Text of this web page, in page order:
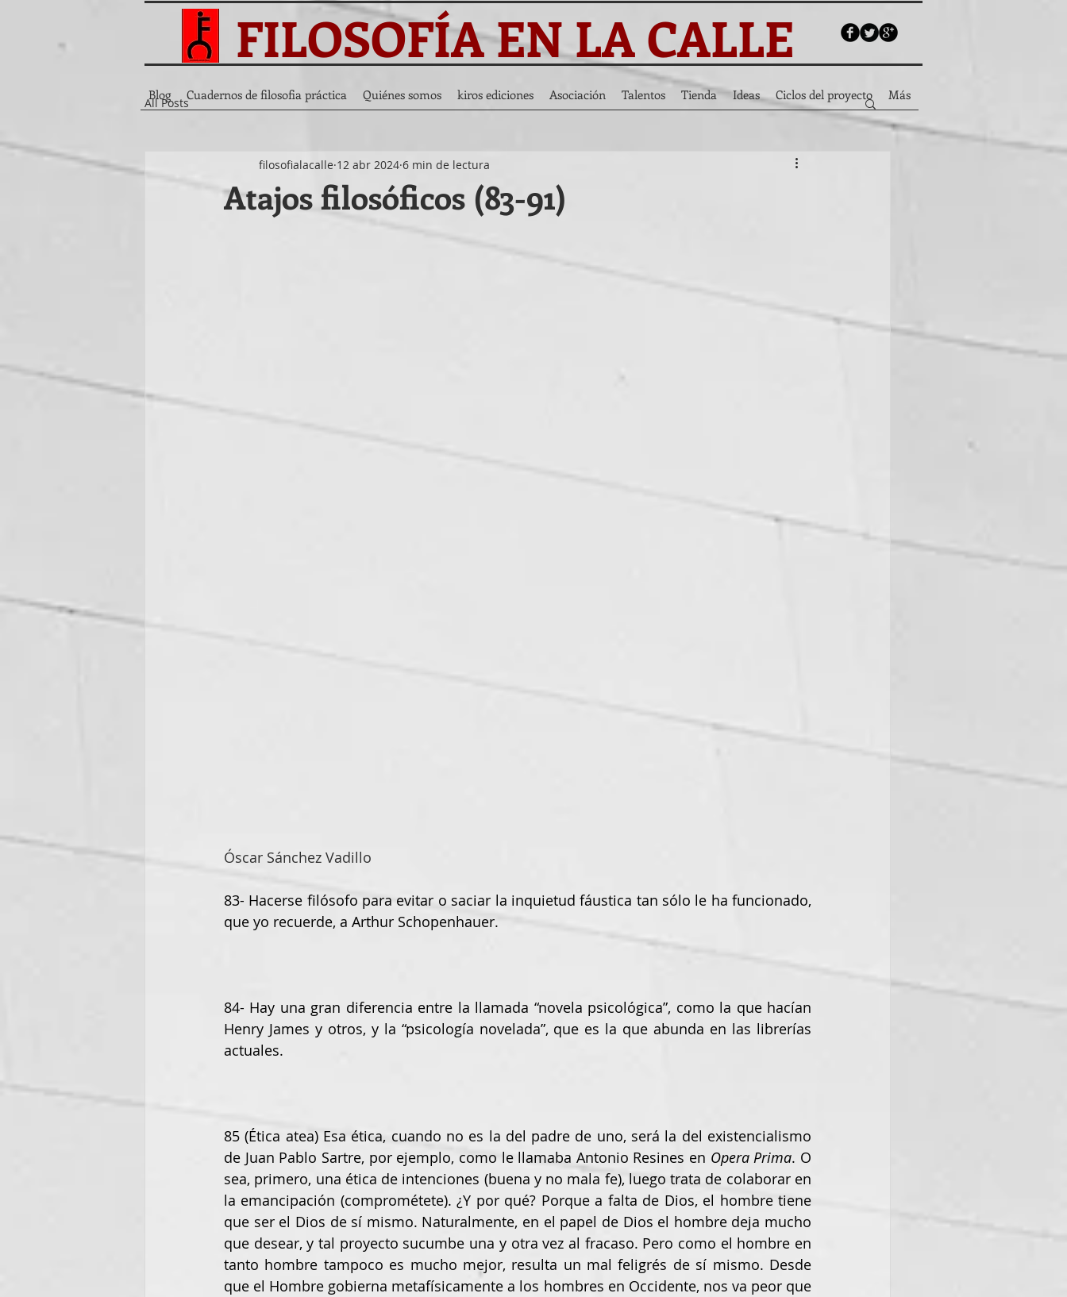
FILOSOFÍA EN LA CALLE
All Posts
Atajos filosóficos (83-91)
filosofialacalle 12 abr 2024 6 min de lectura
Óscar Sánchez Vadillo
83- Hacerse filósofo para evitar o saciar la inquietud fáustica tan sólo le ha funcionado,
que yo recuerde, a Arthur Schopenhauer.
84- Hay una gran diferencia entre la llamada “novela psicológica”, como la que hacían
Henry James y otros, y la “psicología novelada”, que es la que abunda en las librerías
actuales.
85 (Ética atea) Esa ética, cuando no es la del padre de uno, será la del existencialismo
de Juan Pablo Sartre, por ejemplo, como le llamaba Antonio Resines en Opera Prima. O
sea, primero, una ética de intenciones (buena y no mala fe), luego trata de colaborar en
la emancipación (comprométete). ¿Y por qué? Porque a falta de Dios, el hombre tiene
que ser el Dios de sí mismo. Naturalmente, en el papel de Dios el hombre deja mucho
que desear, y tal proyecto sucumbe una y otra vez al fracaso. Pero como el hombre en
tanto hombre tampoco es mucho mejor, resulta un mal feligrés de sí mismo. Desde
que el Hombre gobierna metafísicamente a los hombres en Occidente, nos va peor que
Blog Cuadernos de filosofia práctica Quiénes somos kiros ediciones Asociación Talentos Tienda Ideas Ciclos del proyecto Más